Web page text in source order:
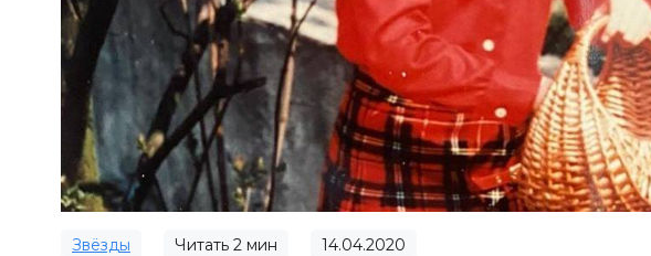
Звёзды Читать 2 мин 14.04.2020